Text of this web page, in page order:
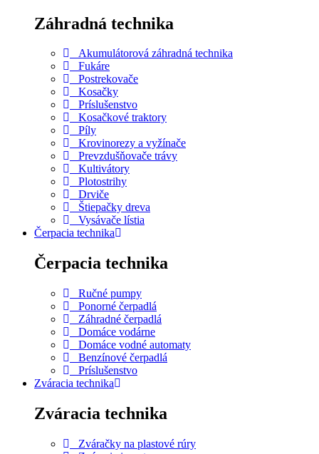
Záhradná technika
Akumulátorová záhradná technika
Fukáre
Postrekovače
Kosačky
Príslušenstvo
Kosačkové traktory
Píly
Krovinorezy a vyžínače
Prevzdušňovače trávy
Kultivátory
Plotostrihy
Drviče
Štiepačky dreva
Vysávače lístia
Čerpacia technika
Čerpacia technika
Ručné pumpy
Ponorné čerpadlá
Záhradné čerpadlá
Domáce vodárne
Domáce vodné automaty
Benzínové čerpadlá
Príslušenstvo
Zváracia technika
Zváracia technika
Zváračky na plastové rúry